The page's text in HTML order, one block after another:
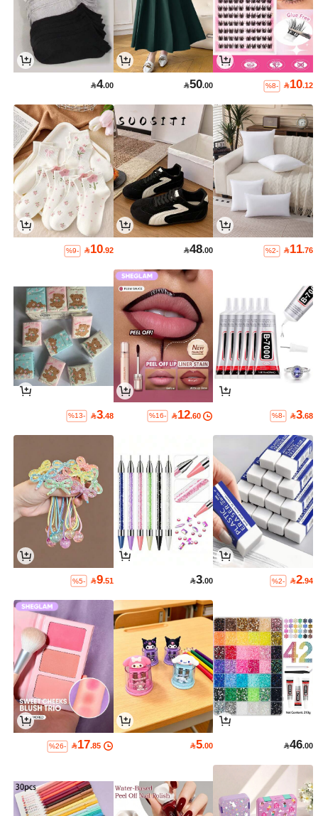
10.12
%8-
50.00
4.00
11.76
%2-
48.00
10.92
%9-
3.68
%8-
12.60
%16-
3.48
%13-
2.94
%2-
3.00
9.51
%5-
46.00
5.00
17.85
%26-